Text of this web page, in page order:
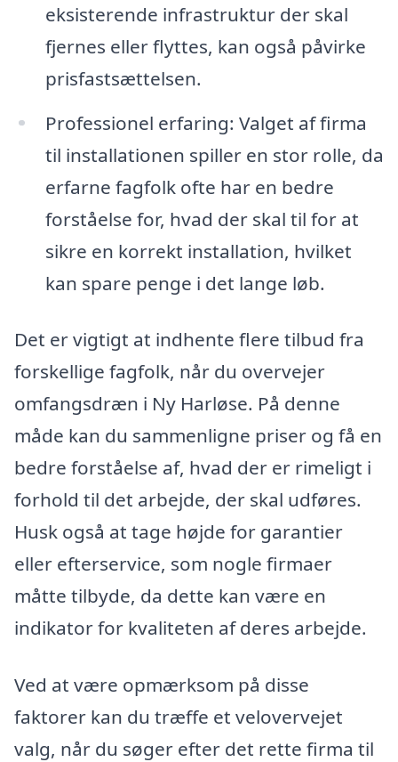
eksisterende infrastruktur der skal
fjernes eller flyttes, kan også påvirke
prisfastsættelsen.
Professionel erfaring: Valget af firma
til installationen spiller en stor rolle, da
erfarne fagfolk ofte har en bedre
forståelse for, hvad der skal til for at
sikre en korrekt installation, hvilket
kan spare penge i det lange løb.
Det er vigtigt at indhente flere tilbud fra
forskellige fagfolk, når du overvejer
omfangsdræn i Ny Harløse. På denne
måde kan du sammenligne priser og få en
bedre forståelse af, hvad der er rimeligt i
forhold til det arbejde, der skal udføres.
Husk også at tage højde for garantier
eller efterservice, som nogle firmaer
måtte tilbyde, da dette kan være en
indikator for kvaliteten af deres arbejde.
Ved at være opmærksom på disse
faktorer kan du træffe et velovervejet
valg, når du søger efter det rette firma til